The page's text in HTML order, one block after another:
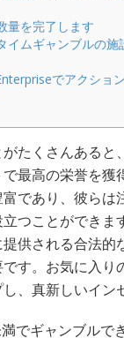
量を完了します
イムギャンブルの施
でアクショ
たくさんあると
最高の栄誉を
であり、彼ら
つことができ
供される合法
す。お気に入
、真新しいイン
でギャンブルで